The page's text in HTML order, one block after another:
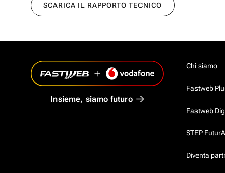
SCARICA IL RAPPORTO TECNICO
Insieme, siamo futuro
Chi siamo
Fastweb
Fastweb
STEP
Diventa